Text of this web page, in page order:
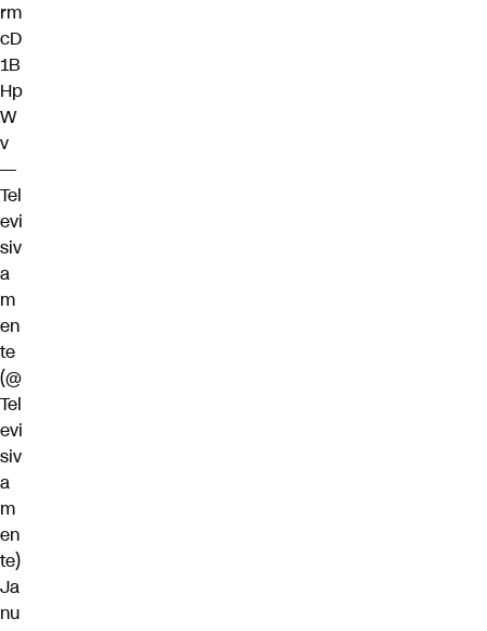
rm
cD
1B
Hp
W
v
—
Tel
evi
siv
a
m
en
te
(@
Tel
evi
siv
a
m
en
te)
Ja
nu